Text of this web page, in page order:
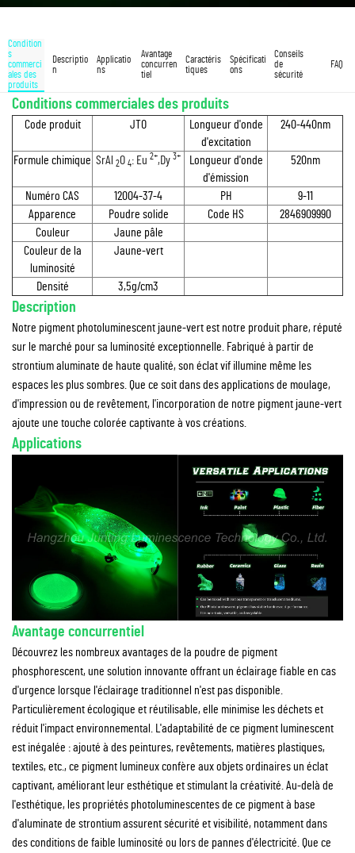
Condition
s
commerci
ales des
produits
Descriptio
n
Applicatio
ns
Avantage
concurren
tiel
Caractéris
tiques
Spécificati
ons
Conseils
de
sécurité
FAQ
Conditions commerciales des produits
Code produit JTO
Longueur d'onde
d'excitation
240-440nm
Formule chimique SrAl 2O 4: Eu 2+,Dy 3+
Longueur d'onde
d'émission
520nm
Numéro CAS 12004-37-4 PH
9-11
Apparence
Poudre solide Code HS
2846909990
Couleur
Jaune pâle
Couleur de la
luminosité
Jaune-vert
Densité 3,5g/cm3
Description
Notre pigment photoluminescent jaune-vert est notre produit phare, réputé
sur le marché pour sa luminosité exceptionnelle. Fabriqué à partir de
strontium aluminate de haute qualité, son éclat vif illumine même les
espaces les plus sombres. Que ce soit dans des applications de moulage,
d'impression ou de revêtement, l'incorporation de notre pigment jaune-vert
ajoute une touche colorée captivante à vos créations.
Applications
Avantage concurrentiel
Découvrez les nombreux avantages de la poudre de pigment
phosphorescent, une solution innovante offrant un éclairage fiable en cas
d'urgence lorsque l'éclairage traditionnel n'est pas disponible.
Particulièrement écologique et réutilisable, elle minimise les déchets et
réduit l'impact environnemental. L'adaptabilité de ce pigment luminescent
est inégalée : ajouté à des peintures, revêtements, matières plastiques,
textiles, etc., ce pigment lumineux confère aux objets ordinaires un éclat
captivant, améliorant leur esthétique et stimulant la créativité. Au-delà de
l'esthétique, les propriétés photoluminescentes de ce pigment à base
d'aluminate de strontium assurent sécurité et visibilité, notamment dans
des conditions de faible luminosité ou lors de pannes d'électricité. Que ce